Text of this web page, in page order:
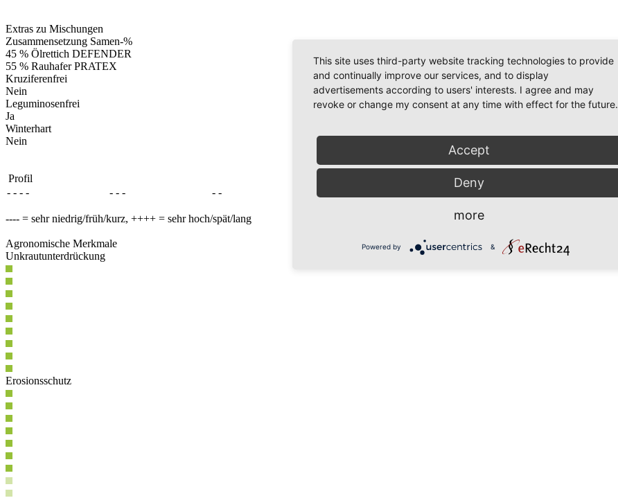
Extras zu Mischungen
Zusammensetzung Samen-%
45 % Ölrettich DEFENDER
55 % Rauhafer PRATEX
Kruziferenfrei
Nein
Leguminosenfrei
Ja
Winterhart
Nein
Profil
- - - -
- - - - - -
---- = sehr niedrig/früh/kurz, ++++ = sehr hoch/spät/lang
Agronomische Merkmale
Unkrautunterdrückung
Erosionsschutz
This site uses third-party website tracking technologies to provide
and continually improve our services, and to display
advertisements according to users' interests. I agree and may
revoke or change my consent at any time with effect for the future.
Accept
Deny
more
Powered by &